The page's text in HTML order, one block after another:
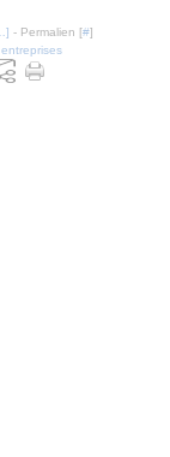
] - Permalien [#]
entreprises